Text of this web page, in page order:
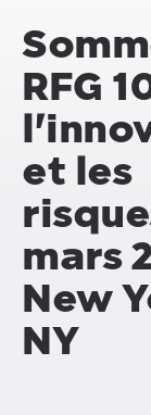
RFG
et les
mars
New
NY